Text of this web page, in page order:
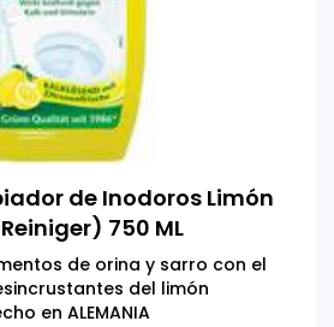
de Inodoros Limón
750 ML
de orina y sarro con el
del limón
en ALEMANIA